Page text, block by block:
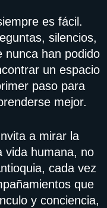
es fácil.
silencios,
nunca han podido
un espacio
paso para
mejor.
a mirar la
vida humana, no
cada vez
que
y conciencia,